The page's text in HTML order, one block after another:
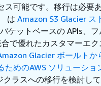
ス可能です。移行は必要
は Amazon S3 Glacier ス
ケットベースの APIs、
合で優れたカスタマーエ
Glacier ボールトか
ためのAWS ソリューショ
ラスへの移行を検討して